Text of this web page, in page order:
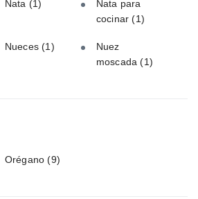
Nata (1)
Nata para
cocinar(1)
Nueces(1)
Nuez
moscada(1)
Orégano(9)